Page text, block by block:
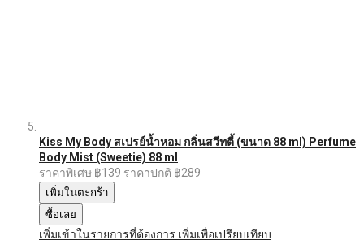
Kiss My Body สเปรย์น้ำหอม กลิ่นสวีทตี้ (ขนาด 88 ml) Perfume
Body Mist (Sweetie) 88 ml
ราคาพิเศษ ฿139 ราคาปกติ ฿289
เพิ่มในตะกร้า
ซื้อเลย
เพิ่มเข้าในรายการที่ต้องการ เพิ่มเพื่อเปรียบเทียบ